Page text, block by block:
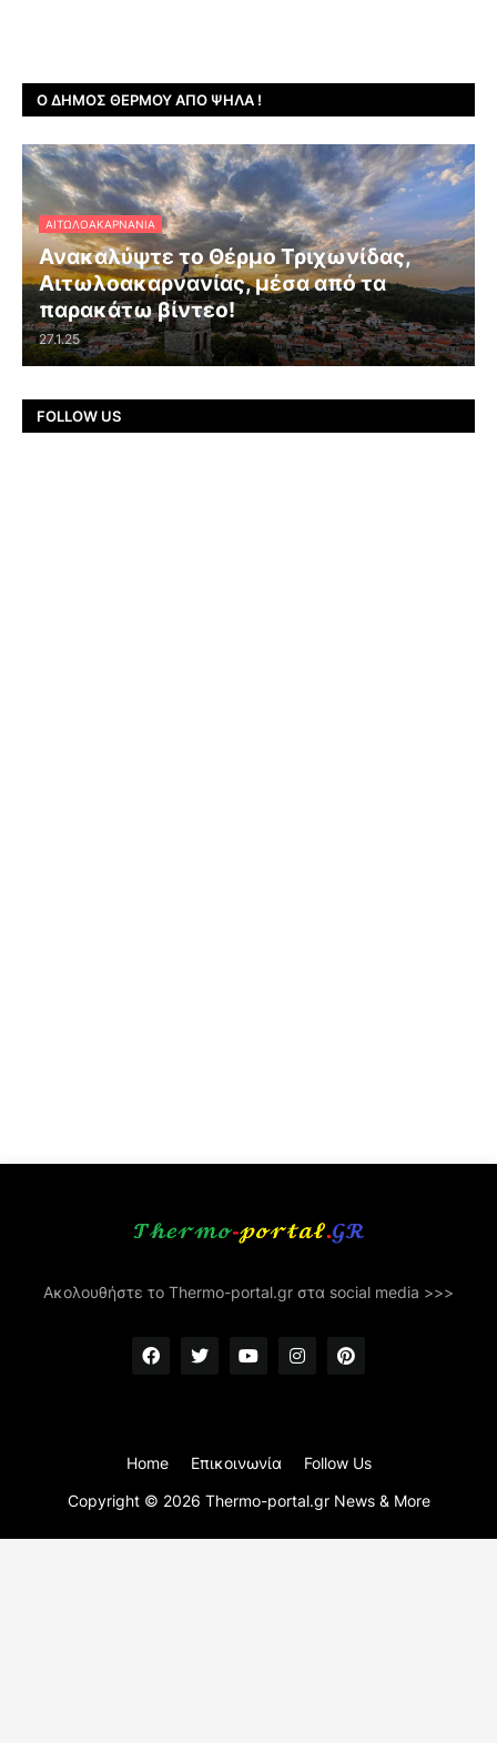
Ο ΔΉΜΟΣ ΘΈΡΜΟΥ ΑΠΌ ΨΗΛΆ !
ΑΙΤΩΛΟΑΚΑΡΝΑΝΊΑ
Ανακαλύψτε το Θέρμο Τριχωνίδας,
Αιτωλοακαρνανίας, μέσα από τα
παρακάτω βίντεο!
27.1.25
FOLLOW US
Ακολουθήστε το Thermo-portal.gr στα social media >>>
Copyright © 2026 Thermo-portal.gr News & More
Home Επικοινωνία Follow Us